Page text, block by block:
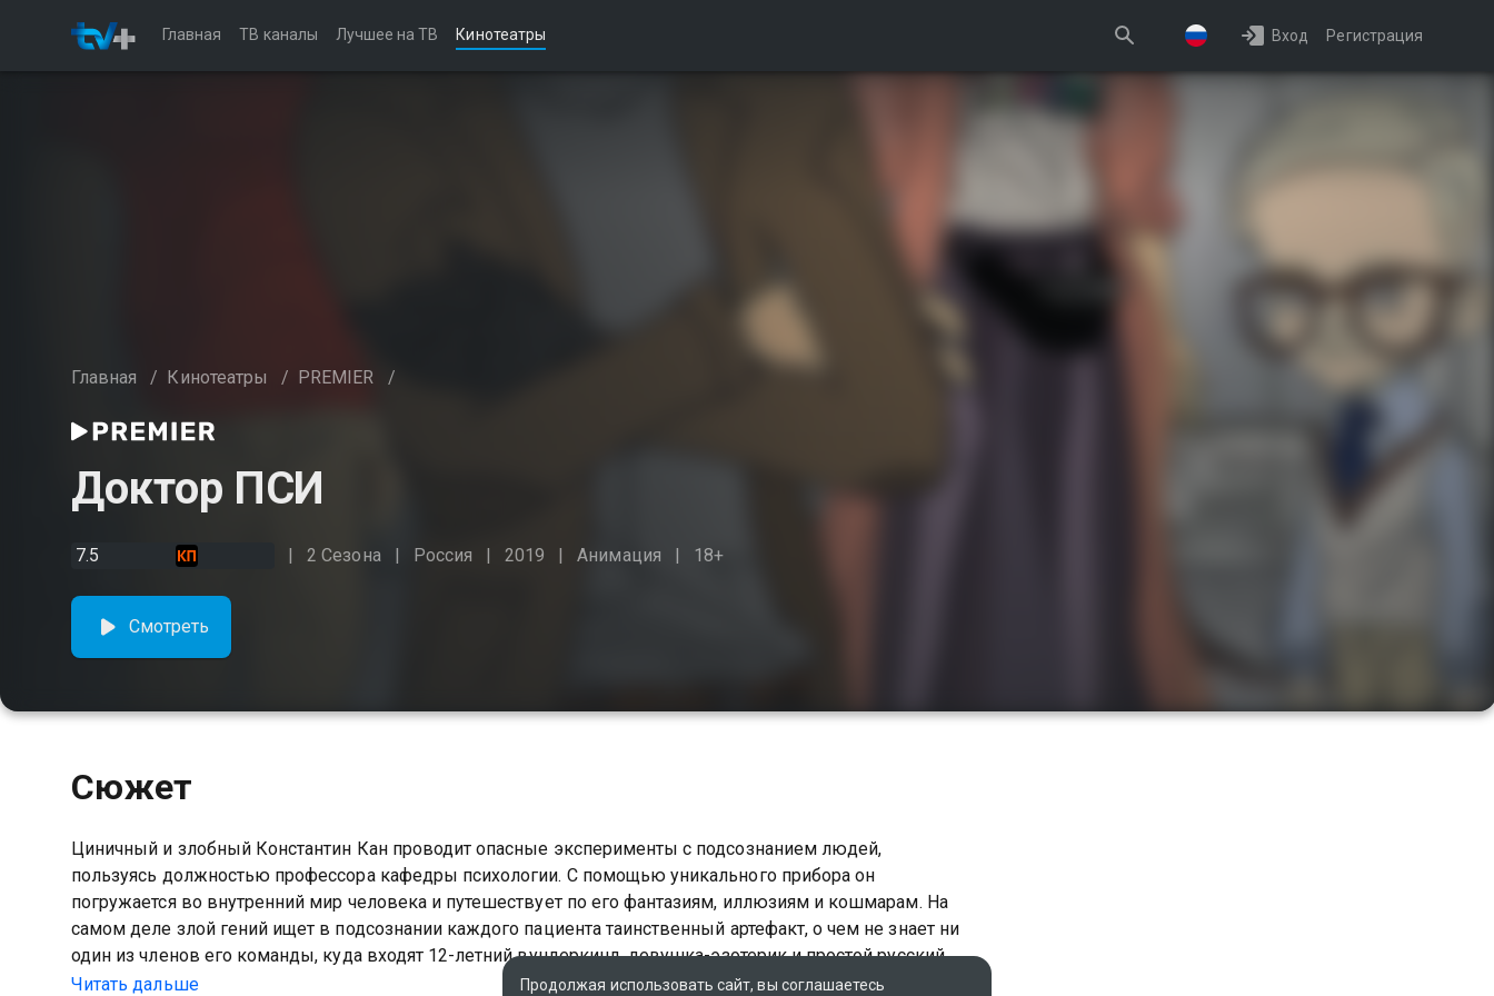
Главная ТВ каналы Лучшее на ТВ Кинотеатры Вход Регистрация
Главная / Кинотеатры / PREMIER /
Доктор ПСИ
7.5 2 Сезона Россия 2019 Анимация 18+
Смотреть
Сюжет
Циничный и злобный Константин Кан проводит опасные эксперименты с подсознанием людей,
пользуясь должностью профессора кафедры психологии. С помощью уникального прибора он
погружается во внутренний мир человека и путешествует по его фантазиям, иллюзиям и кошмарам. На
самом деле злой гений ищет в подсознании каждого пациента таинственный артефакт, о чем не знает ни
один из членов его команды, куда входят 12-летний вундеркинд, девушка-эзотерик и простой русский
парень. Каждое такое погружение — фантастический анализ реальной психологической проблемы. Но
Читать дальше Продолжая использовать сайт, вы соглашаетесь